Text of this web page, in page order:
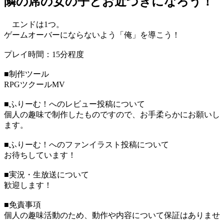
エンドは1つ。
ゲームオーバーにならないよう「俺」を導こう！
プレイ時間：15分程度
■制作ツール
RPGツクールMV
■ふりーむ！へのレビュー投稿について
個人の趣味で制作したものですので、お手柔らかにお願いし
ます。
■ふりーむ！へのファンイラスト投稿について
お待ちしています！
■実況・生放送について
歓迎します！
■免責事項
個人の趣味活動のため、動作や内容について保証はありませ